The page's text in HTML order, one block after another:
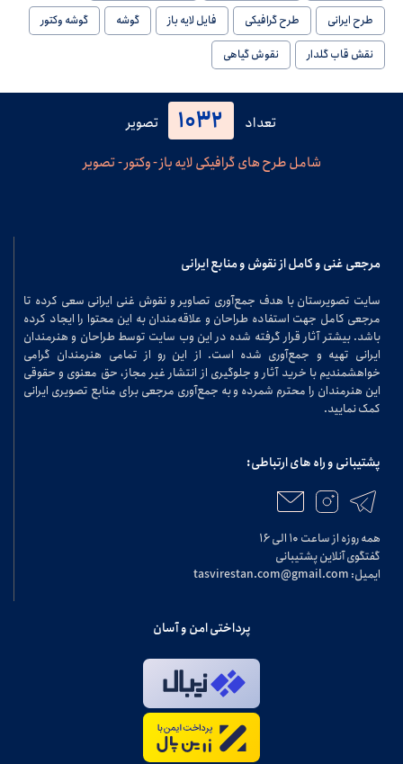
طرح ایرانی
طرح گرافیکی فایل لایه باز گوشه
گوشه وکتور
نقش قاب گلدار
نقوش گیاهی
تعداد 1032
تصویر
شامل طرح های گرافیکی لایه باز - وکتور - تصویر
مرجعی غنی و کامل از نقوش و منابع ایرانی
سایت تصویرستان با هدف جمع‌آوری تصاویر و نقوش غنی ایرانی سعی کرده تا
مرجعی کامل جهت استفاده طراحان و علاقه‌مندان به این محتوا را ایجاد کرده
باشد. بیشتر آثار قرار گرفته شده در این وب سایت توسط طراحان و هنرمندان
ایرانی تهیه و جمع‌آوری شده است. از این رو از تمامی هنرمندان گرامی
خواهشمندیم با خرید آثار و جلوگیری از انتشار غیر مجاز، حق معنوی و حقوقی
این هنرمندان را محترم شمرده و به جمع‌آوری مرجعی برای منابع تصویری ایرانی
کمک نمایید.
پشتیبانی و راه های ارتباطی:
همه روزه از ساعت ۱۰ الی ۱۶
گفتگوی آنلاین پشتیبانی
ایمیل: tasvirestan.com@gmail.com
پرداختی امن و آسان